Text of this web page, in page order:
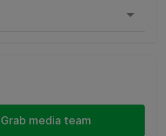
media team